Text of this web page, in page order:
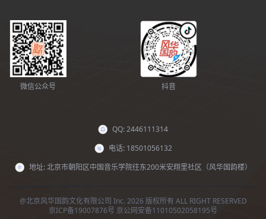
微信公众号 抖音
QQ: 2446111314
电话: 18501056132
地址: 北京市朝阳区中国音乐学院往东200米安翔里社区（风华国韵楼）
@北京风华国韵文化有限公司 Inc. 2026 版权所有 ALL RIGHT RESERVED
京ICP备19007876号 京公网安备11010502058195号